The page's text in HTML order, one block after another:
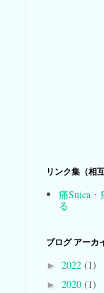
リンク集（相
痛Suica
る
ブログ アーカ
► 2022 (1)
► 2020 (1)